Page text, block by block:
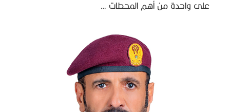
على واحدة من أهم المحطات …